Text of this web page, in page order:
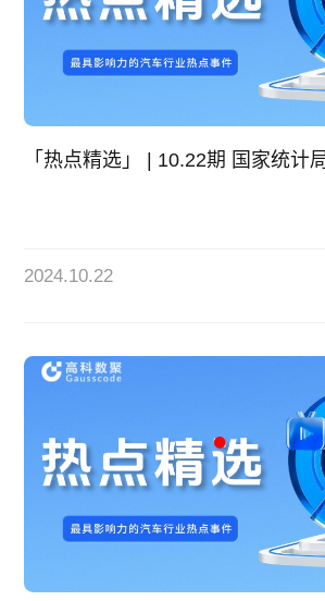
2024.10.22